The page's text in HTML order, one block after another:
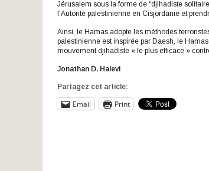
Jérusalem sous la forme de “djihadiste
l’Autorité palestinienne en Cisjordanie et
Ainsi, le Hamas adopte les méthodes
palestinienne est inspirée par Daesh, le
mouvement djihadiste « le plus efficace »
Jonathan D. Halevi
Partagez cet article:
Email Print